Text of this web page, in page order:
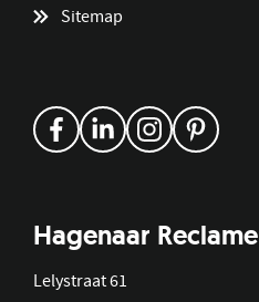
Sitemap
Hagenaar Reclame
Lelystraat 61